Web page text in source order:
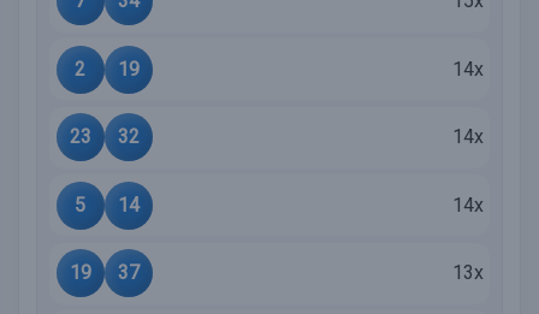
2 19 14x
23 32 14x
5 14 14x
19 37 13x